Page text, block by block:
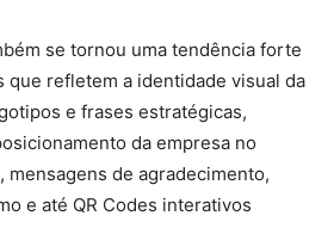
se tornou uma tendência forte
que refletem a identidade visual da
e frases estratégicas,
da empresa no
mensagens de agradecimento,
e até QR Codes interativos